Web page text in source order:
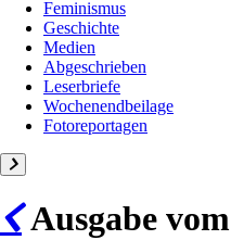
Feminismus
Geschichte
Medien
Abgeschrieben
Leserbriefe
Wochenendbeilage
Fotoreportagen
Ausgabe vom